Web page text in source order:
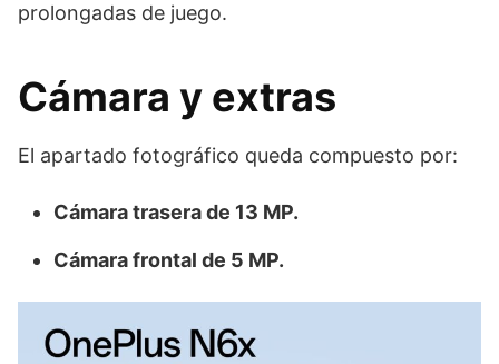
prolongadas de juego.
Cámara y extras
El apartado fotográfico queda compuesto por:
Cámara trasera de 13 MP.
Cámara frontal de 5 MP.